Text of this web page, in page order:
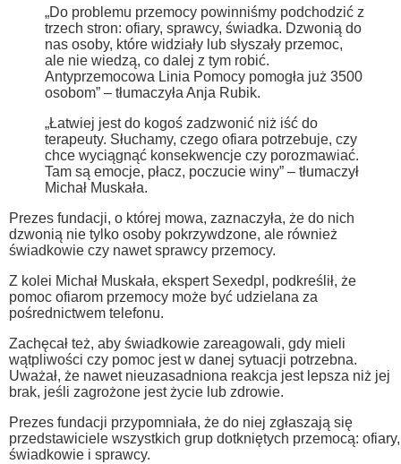
„Do problemu przemocy powinniśmy podchodzić z
trzech stron: ofiary, sprawcy, świadka. Dzwonią do
nas osoby, które widziały lub słyszały przemoc,
ale nie wiedzą, co dalej z tym robić.
Antyprzemocowa Linia Pomocy pomogła już 3500
osobom” – tłumaczyła Anja Rubik.
„Łatwiej jest do kogoś zadzwonić niż iść do
terapeuty. Słuchamy, czego ofiara potrzebuje, czy
chce wyciągnąć konsekwencje czy porozmawiać.
Tam są emocje, płacz, poczucie winy” – tłumaczył
Michał Muskała.
Prezes fundacji, o której mowa, zaznaczyła, że do nich
dzwonią nie tylko osoby pokrzywdzone, ale również
świadkowie czy nawet sprawcy przemocy.
Z kolei Michał Muskała, ekspert Sexedpl, podkreślił, że
pomoc ofiarom przemocy może być udzielana za
pośrednictwem telefonu.
Zachęcał też, aby świadkowie zareagowali, gdy mieli
wątpliwości czy pomoc jest w danej sytuacji potrzebna.
Uważał, że nawet nieuzasadniona reakcja jest lepsza niż jej
brak, jeśli zagrożone jest życie lub zdrowie.
Prezes fundacji przypomniała, że do niej zgłaszają się
przedstawiciele wszystkich grup dotkniętych przemocą: ofiary,
świadkowie i sprawcy.